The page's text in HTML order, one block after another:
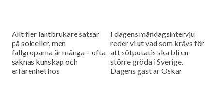
Vi har också...
Allt fler lantbrukare satsar
på solceller, men
fallgroparna är många – ofta
saknas kunskap och
erfarenhet hos
I dagens måndagsintervju
reder vi ut vad som krävs för
att sötpotatis ska bli en
större gröda i Sverige.
Dagens gäst är Oskar